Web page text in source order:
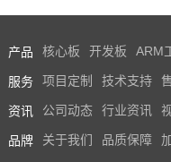
产品 核心板 开发板 ARM
服务 项目定制 技术支持
资讯 公司动态 行业资讯
品牌 关于我们 品质保障